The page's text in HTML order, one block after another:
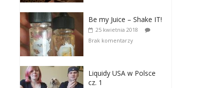
Be my Juice – Shake IT!
25 kwietnia 2018
Brak komentarzy
Liquidy USA w Polsce
cz. 1